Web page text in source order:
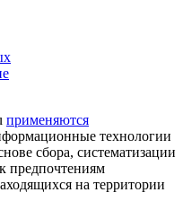
применяются
технологии
сбора, систематизации
предпочтениям
на территории